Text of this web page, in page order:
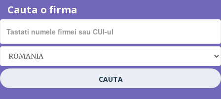
Cauta o firma
CAUTA